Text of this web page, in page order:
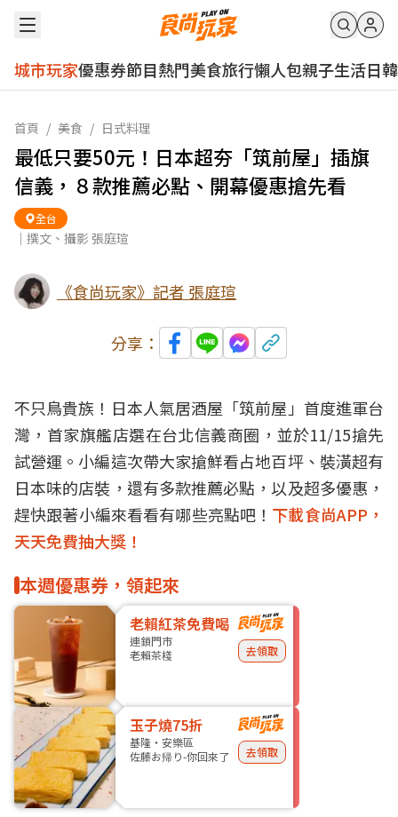
城市玩家優惠券節目熱門美食旅行懶人包親子生活日韓
首頁 / 美食 / 日式料理
最低只要50元！日本超夯「筑前屋」插旗
信義，８款推薦必點、開幕優惠搶先看
全台
｜撰文、攝影 張庭瑄
《食尚玩家》記者 張庭瑄
分享：
不只鳥貴族！日本人氣居酒屋「筑前屋」首度進軍台
灣，首家旗艦店選在台北信義商圈，並於11/15搶先
試營運。小編這次帶大家搶鮮看占地百坪、裝潢超有
日本味的店裝，還有多款推薦必點，以及超多優惠，
趕快跟著小編來看看有哪些亮點吧！ 下載食尚APP，
天天免費抽大獎！
本週優惠券，領起來
老賴紅茶免費喝
連鎖門市
老賴茶棧
去領取
玉子燒75折
基隆・安樂區
佐藤お帰り-你回來了
去領取